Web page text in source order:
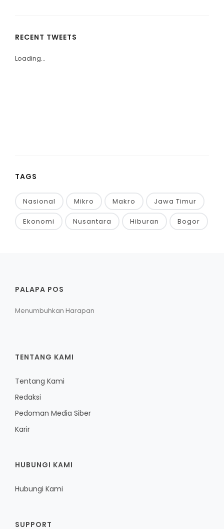
RECENT TWEETS
Loading...
TAGS
Nasional Mikro Makro Jawa Timur
Ekonomi Nusantara Hiburan Bogor
PALAPA POS
Menumbuhkan Harapan
TENTANG KAMI
Tentang Kami
Redaksi
Pedoman Media Siber
Karir
HUBUNGI KAMI
Hubungi Kami
SUPPORT